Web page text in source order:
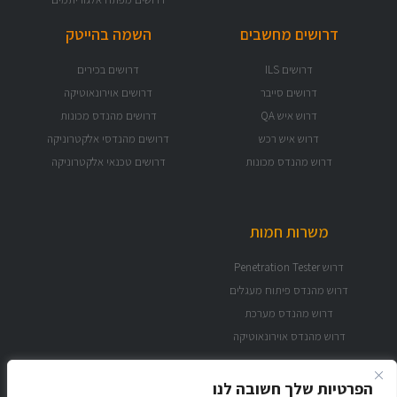
הפרטיות שלך חשובה לנו
דרושים מחשבים
דרושים ILS
דרושים סייבר
דרוש איש QA
דרוש איש רכש
דרוש מהנדס מכונות
השמה בהייטק
דרושים בכירים
דרושים אוירונאוטיקה
דרושים מהנדס מכונות
דרושים מהנדסי אלקטרוניקה
דרושים טכנאי אלקטרוניקה
משרות חמות
דרוש Penetration Tester
דרוש מהנדס פיתוח מעגלים
דרוש מהנדס מערכת
דרוש מהנדס אוירונאוטיקה